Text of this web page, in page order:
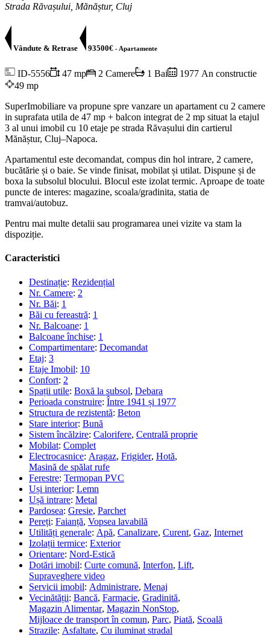
Strada Răvașului, Mănăștur, Cluj
Vândute & Retrase 93500€ - Apartamente
ID-5556 47 mp 2 Camere 1 Bai
1977 An constructie
49 mp
SuperImobiliare va propune spre vanzare un apartament cu 2 camere
in suprafata utila de 47 mp + balcon integrat de 2 mp situat la etajul
3 al unui imobil cu 10 etaje pe strada Răvașului din cartierul
Mănăștur, Cluj–Napoca.
Apartamentul este decomandat, compus din hol intrare, 2 camere,
bucătărie și o baie. Se vinde finisat, mobilat și utilat. Dispune și de
boxa la subsolul blocului. Blocul este izolat termic. Aproape de toate
puncte de interes: magazine, scoala/gradinita, statia de
tramvai/autobuz.
Pentru mai multe detalii sau programarea unei vizite va stam la
dispoziție.
Caracteristici
Destinație: Rezidențial
Nr. Camere: 2
Nr. Băi: 1
Băi cu fereastră: 1
Nr. Balcoane: 1
Balcoane închise: 1
Compartimentare: Decomandat
Etaj: 3
Etaje Imobil: 10
Confort: 2
Spații utile: Boxă la subsol, Debara
Perioada construire: Între 1941 și 1977
Structura de rezistentă: Beton
Stare interior: Bună
Sistem încălzire: Calorifere, Centrală proprie
Mobilat: Complet
Electrocasnice: Aragaz, Frigider, Hotă,
Masină de spălat rufe
Ferestre: Termopan PVC
Uși interior: Lemn
Ușă intrare: Metal
Pardosea: Gresie, Parchet
Pereți: Faianță, Vopsea lavabilă
Utilități generale: Apă, Canalizare, Curent, Gaz, Internet
Izolații termice: Exterior
Orientare: Nord-Estică
Dotări imobil: Curte comună, Interfon, Lift,
Supraveghere video
Servicii imobil: Administrare, Menaj
Vecinătății: Bancă, Farmacie, Gradinită,
Magazin Alimentar, Magazin NonStop,
Mijloace de transport în comun, Parc, Piată, Scoală
Strazile: Asfaltate, Cu iluminat stradal